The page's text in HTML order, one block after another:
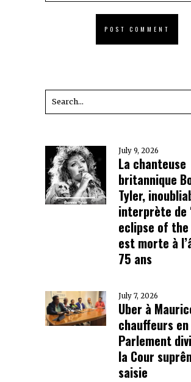
July 9, 2026
La chanteuse
britannique
Tyler,
interprète de
eclipse of
est morte à
75 ans
July 7, 2026
Uber à
chauffeurs
Parlement
la Cour
saisie